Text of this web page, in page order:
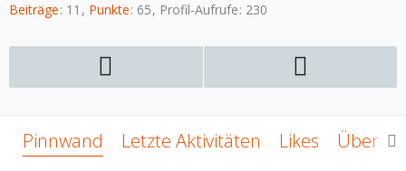
Beiträge 11 Punkte 65 Profil-Aufrufe 230
Pinnwand Letzte Aktivitäten Likes Über